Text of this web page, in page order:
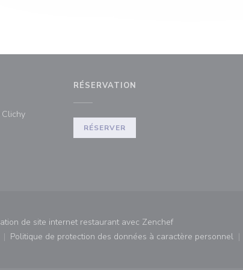
((ouvre une nouvelle fenêtre))
RÉSERVATION
RÉSERVER
de site internet restaurant avec Zenchef((ouvre une
fenêtre))
une nouvelle fenêtre))
Politique de protection des données à caractère personnel
((ouvre une nouvelle fenêtre))